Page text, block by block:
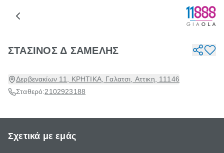
ΣΤΑΣΙΝΟΣ Δ ΣΑΜΕΛΗΣ
Δερβενακίων 11, ΚΡΗΤΙΚΑ, Γαλατσι, Αττικη, 11146
Σταθερό:2102923188
Σχετικά με εμάς